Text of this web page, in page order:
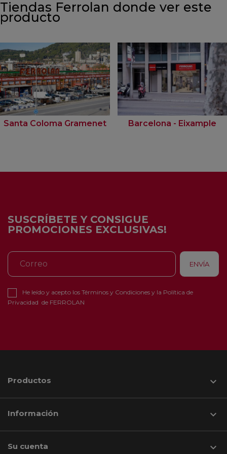
Tiendas Ferrolan donde ver este
producto
Santa Coloma Gramenet Barcelona - Eixample
SUSCRÍBETE Y CONSIGUE
PROMOCIONES EXCLUSIVAS!
He leído y acepto los Términos y Condiciones y la Política de
Privacidad de FERROLAN
Productos 
Información 
Su cuenta 